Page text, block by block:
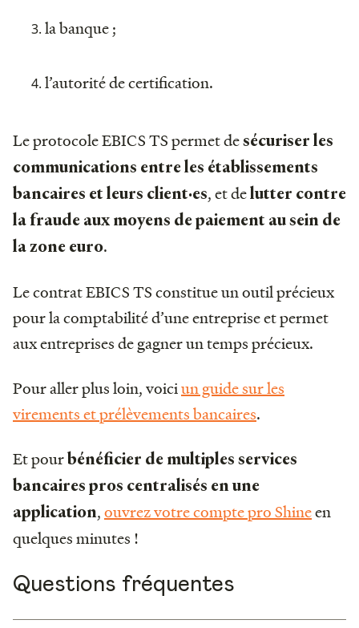
la banque ;
l’autorité de certification.
Le protocole EBICS TS permet desécuriser les
communications entre les établissements
bancaires et leurs client·es, et delutter contre
la fraude aux moyens de paiement au sein de
la zone euro.
Le contrat EBICS TS constitue un outil précieux
pour la comptabilité d’une entreprise et permet
aux entreprises de gagner un temps précieux.
Pour aller plus loin, voiciun guide sur les
virements et prélèvements bancaires.
Et pourbénéficier de multiples services
bancaires pros centralisés en une
application,ouvrez votre compte pro Shineen
quelques minutes !
Questions fréquentes